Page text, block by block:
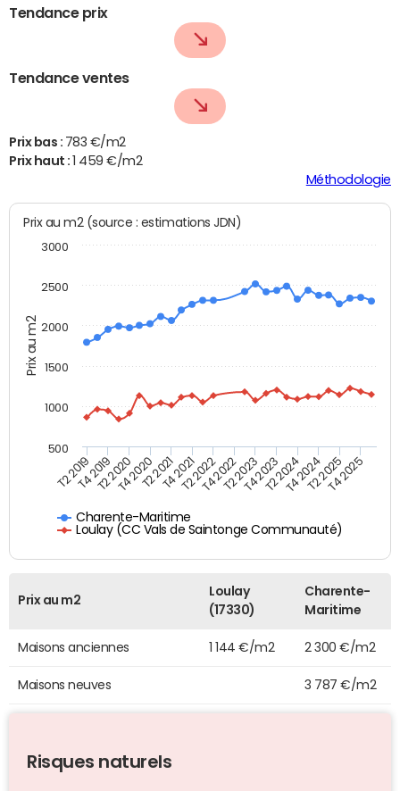
Tendance prix
Tendance ventes
Prix bas : 783 €/m2
Prix haut :
1 459 €/m2
Méthodologie
Prix au m2
Prix au m2 (source : estimations JDN)
Charente-Maritime
Loulay (CC Vals de Saintonge Communauté)
T2 2019T4 2019T2 2020T4 2020T2 2021T4 2021T2 2022T4 2022T2 2023T4 2023T2 2024T4 2024T2 2025T4 2025
500
1000
1500
2000
2500
3000
Prix au m2
Loulay
(17330)
Charente-
Maritime
Maisons anciennes 1 144 €/m2 2 300 €/m2
Maisons neuves 3 787 €/m2
Risques naturels